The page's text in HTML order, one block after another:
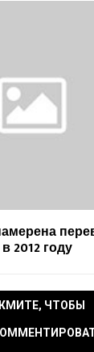
2012 году
ЧТОБЫ